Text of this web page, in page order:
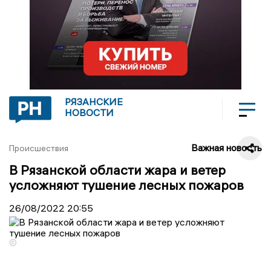
РЯЗАНСКИЕ
НОВОСТИ
Происшествия Важная новость
В Рязанской области жара и ветер
усложняют тушение лесных пожаров
26/08/2022 20:55
©